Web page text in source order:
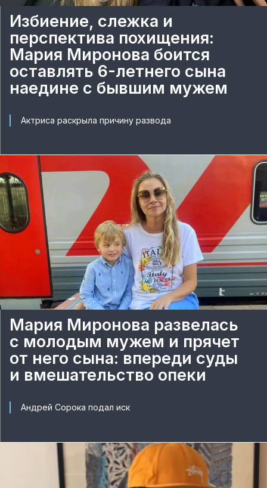
Избиение, слежка и
перспектива похищения:
Мария Миронова боится
оставлять 6-летнего сына
наедине с бывшим мужем
Актриса раскрыла причину развода
Мария Миронова развелась
с молодым мужем и прячет
от него сына: впереди суды
и вмешательство опеки
Андрей Сорока подал иск